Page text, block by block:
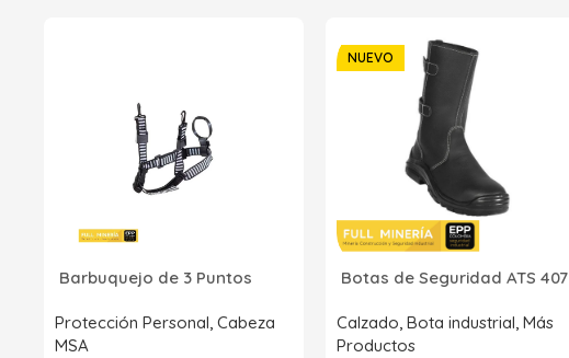
Barbuquejo de 3 Puntos
Protección Personal, Cabeza
MSA
NUEVO
Botas de Seguridad ATS 407
Calzado, Bota industrial, Más
Productos